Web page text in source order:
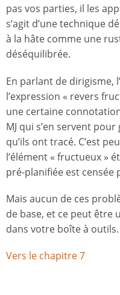
pas vos parties, il les
s’agit d’une technique
à la hâte comme une
déséquilibrée.
En parlant de dirigisme,
l’expression « revers
une certaine
MJ qui s’en servent
qu’ils ont tracé. C’est
l’élément « fructueux »
pré-planifiée est censée
Mais aucun de ces
de base, et ce peut être
dans votre boîte à outils.
Vers le chapitre 7